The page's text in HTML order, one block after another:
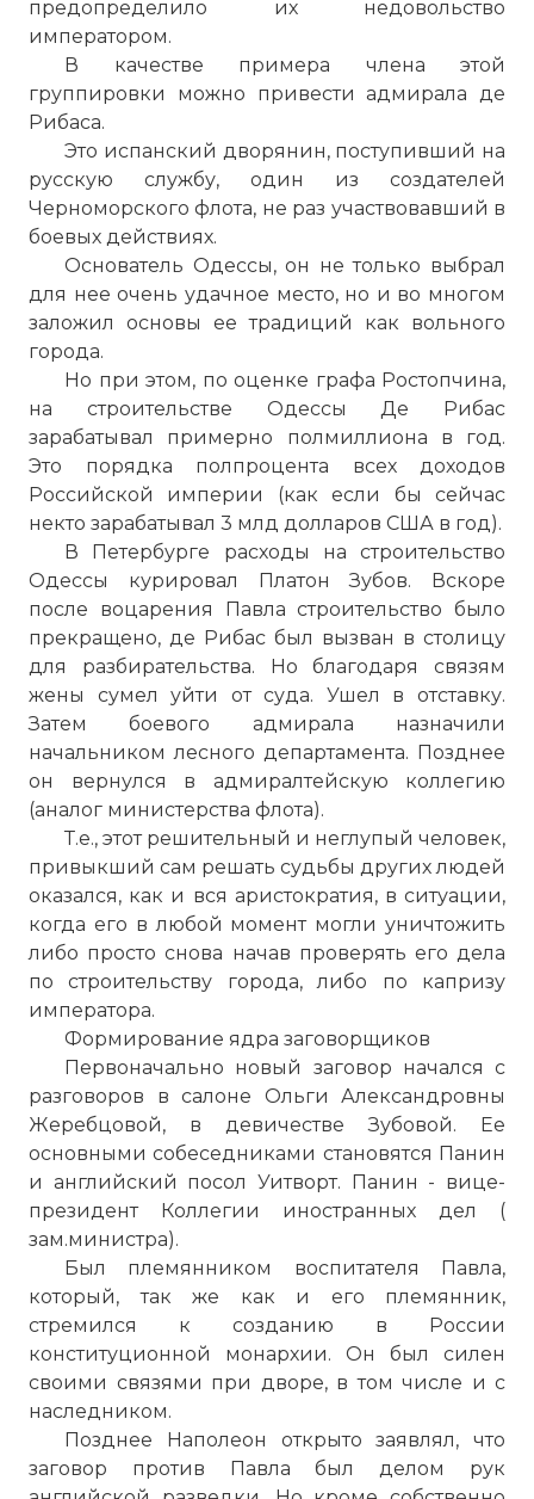
предопределило их недовольство
императором.
В качестве примера члена этой
группировки можно привести адмирала де
Рибаса.
Это испанский дворянин, поступивший на
русскую службу, один из создателей
Черноморского флота, не раз участвовавший в
боевых действиях.
Основатель Одессы, он не только выбрал
для нее очень удачное место, но и во многом
заложил основы ее традиций как вольного
города.
Но при этом, по оценке графа Ростопчина,
на строительстве Одессы Де Рибас
зарабатывал примерно полмиллиона в год.
Это порядка полпроцента всех доходов
Российской империи (как если бы сейчас
некто зарабатывал 3 млд долларов США в год).
В Петербурге расходы на строительство
Одессы курировал Платон Зубов. Вскоре
после воцарения Павла строительство было
прекращено, де Рибас был вызван в столицу
для разбирательства. Но благодаря связям
жены сумел уйти от суда. Ушел в отставку.
Затем боевого адмирала назначили
начальником лесного департамента. Позднее
он вернулся в адмиралтейскую коллегию
(аналог министерства флота).
Т.е., этот решительный и неглупый человек,
привыкший сам решать судьбы других людей
оказался, как и вся аристократия, в ситуации,
когда его в любой момент могли уничтожить
либо просто снова начав проверять его дела
по строительству города, либо по капризу
императора.
Формирование ядра заговорщиков
Первоначально новый заговор начался с
разговоров в салоне Ольги Александровны
Жеребцовой, в девичестве Зубовой. Ее
основными собеседниками становятся Панин
и английский посол Уитворт. Панин - вице-
президент Коллегии иностранных дел (
зам.министра).
Был племянником воспитателя Павла,
который, так же как и его племянник,
стремился к созданию в России
конституционной монархии. Он был силен
своими связями при дворе, в том числе и с
наследником.
Позднее Наполеон открыто заявлял, что
заговор против Павла был делом рук